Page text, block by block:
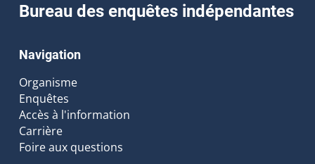
Bureau des enquêtes indépendantes
Navigation
Organisme
Enquêtes
Accès à l'information
Carrière
Foire aux questions